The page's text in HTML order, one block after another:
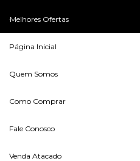
Melhores Ofertas
Página Inicial
Quem Somos
Como Comprar
Fale Conosco
Venda Atacado